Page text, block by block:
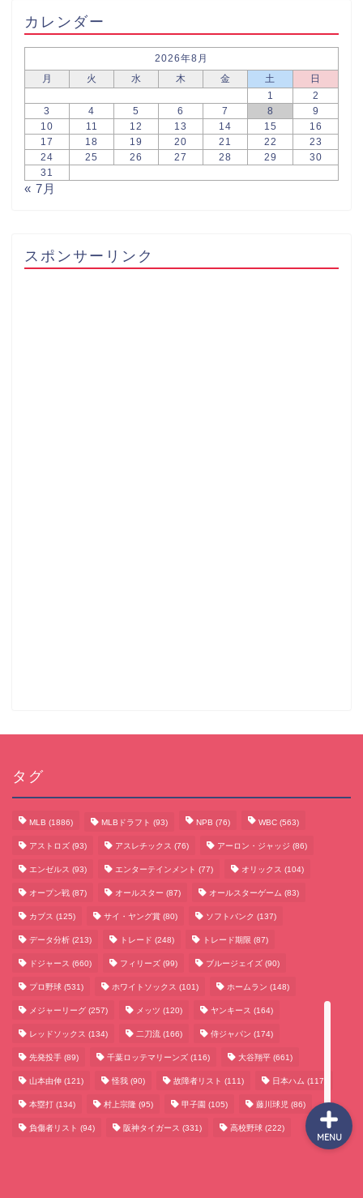
カレンダー
2026年8月
月
火 水 木 金 土
日
1
2
3
4 5 6 7 8
9
10
11 12 13 14 15
16
17
18 19 20 21 22
23
24
25 26 27 28 29
30
31
« 7月
スポンサーリンク
タグ
MLB (1886) MLBドラフト (93) NPB (76) WBC (563)
アストロズ (93) アスレチックス (76) アーロン・ジャッジ (86)
エンゼルス (93) エンターテインメント (77) オリックス (104)
オープン戦 (87) オールスター (87) オールスターゲーム (83)
カブス (125) サイ・ヤング賞 (80) ソフトバンク (137)
データ分析 (213) トレード (248) トレード期限 (87)
ドジャース (660) フィリーズ (99) ブルージェイズ (90)
プロ野球 (531) ホワイトソックス (101) ホームラン (148)
メジャーリーグ (257) メッツ (120) ヤンキース (164)
レッドソックス (134) 二刀流 (166) 侍ジャパン (174)
先発投手 (89) 千葉ロッテマリーンズ (116) 大谷翔平 (661)
山本由伸 (121) 怪我 (90) 故障者リスト (111) 日本ハム (117)
本塁打 (134) 村上宗隆 (95) 甲子園 (105) 藤川球児 (86)
負傷者リスト (94) 阪神タイガース (331) 高校野球 (222)
MENU
サッカーまとめ
ゲームまとめ
テクノロジーまとめ
ビジネス・経済まとめ